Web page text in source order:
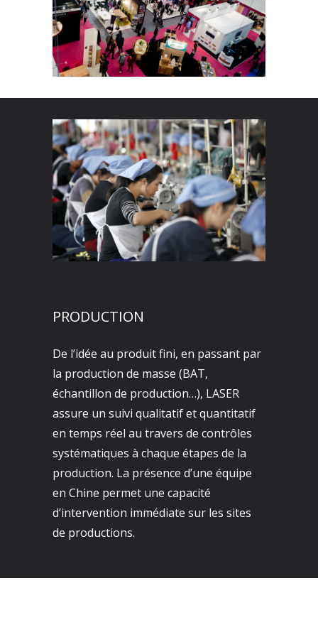
PRODUCTION
De l’idée au produit fini, en passant par
la production de masse (BAT,
échantillon de production…), LASER
assure un suivi qualitatif et quantitatif
en temps réel au travers de contrôles
systématiques à chaque étapes de la
production. La présence d’une équipe
en Chine permet une capacité
d’intervention immédiate sur les sites
de productions.